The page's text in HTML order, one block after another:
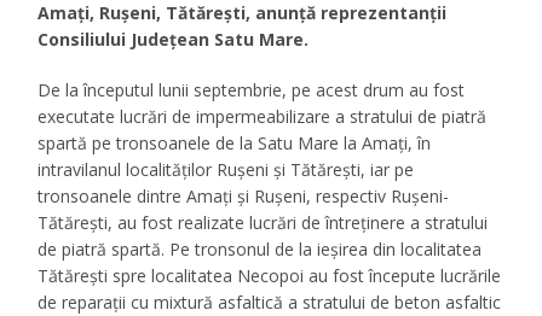
Amați, Rușeni, Tătărești, anunță reprezentanții
Consiliului Județean Satu Mare.
De la începutul lunii septembrie, pe acest drum au fost
executate lucrări de impermeabilizare a stratului de piatră
spartă pe tronsoanele de la Satu Mare la Amați, în
intravilanul localităților Rușeni și Tătărești, iar pe
tronsoanele dintre Amați și Rușeni, respectiv Rușeni-
Tătărești, au fost realizate lucrări de întreținere a stratului
de piatră spartă. Pe tronsonul de la ieșirea din localitatea
Tătărești spre localitatea Necopoi au fost începute lucrările
de reparații cu mixtură asfaltică a stratului de beton asfaltic